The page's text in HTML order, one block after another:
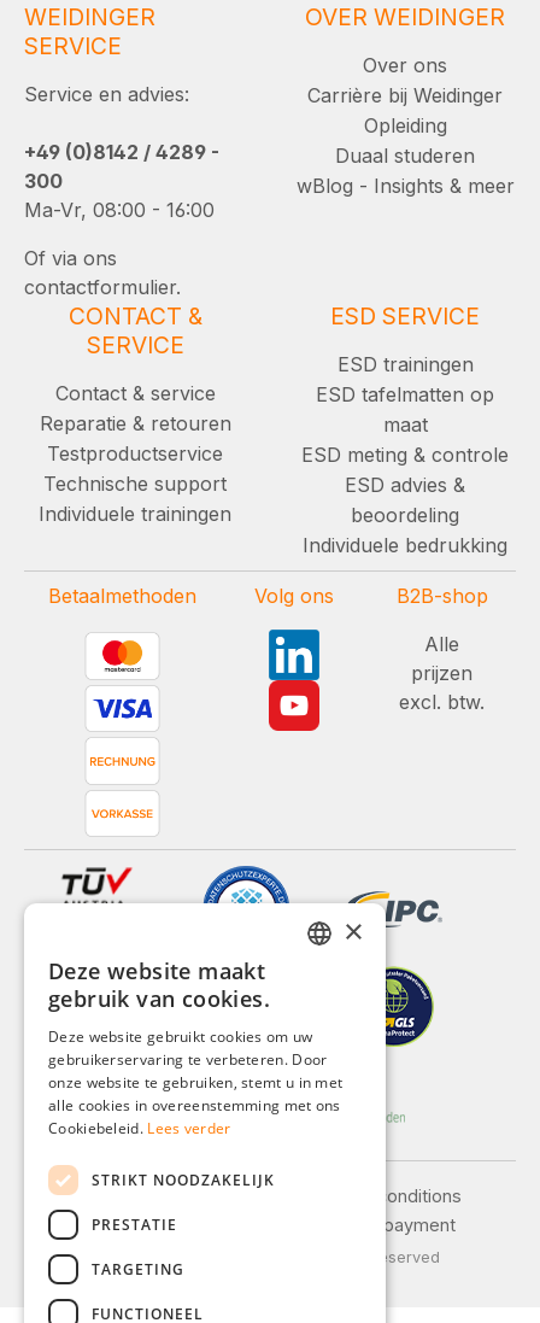
WEIDINGER
SERVICE
Service en advies:
+49 (0)8142 / 4289 -
300
Ma-Vr, 08:00 - 16:00
Of via ons
contactformulier.
OVER WEIDINGER
Over ons
Carrière bij Weidinger
Opleiding
Duaal studeren
wBlog - Insights & meer
CONTACT &
SERVICE
Contact & service
Reparatie & retouren
Testproductservice
Technische support
Individuele trainingen
ESD SERVICE
ESD trainingen
ESD tafelmatten op
maat
ESD meting & controle
ESD advies &
beoordeling
Individuele bedrukking
Betaalmethoden Volg ons
B2B-shop
Alle
prijzen
excl. btw.
General terms and conditions
Privacy policy
Shipping and payment
© 2026 Weidinger GmbH, All Rights Reserved
FRENCH
ITALIAN
×
Deze website maakt
gebruik van cookies.
Deze website gebruikt cookies om uw
gebruikerservaring te verbeteren. Door
onze website te gebruiken, stemt u in met
alle cookies in overeenstemming met ons
Cookiebeleid. Lees verder
STRIKT NOODZAKELIJK
PRESTATIE
TARGETING
FUNCTIONEEL